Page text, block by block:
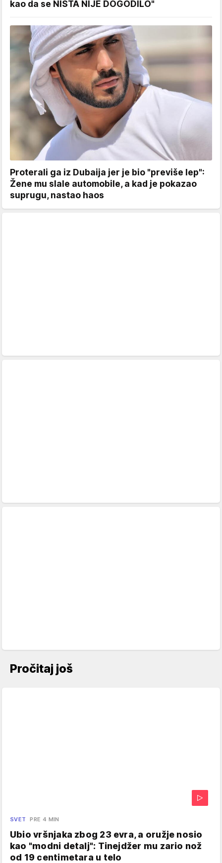
kao da se NIŠTA NIJE DOGODILO"
Proterali ga iz Dubaija jer je bio "previše lep":
Žene mu slale automobile, a kad je pokazao
suprugu, nastao haos
Pročitaj još
SVET PRE 4 MIN
Ubio vršnjaka zbog 23 evra, a oružje nosio
kao "modni detalj": Tinejdžer mu zario nož
od 19 centimetara u telo